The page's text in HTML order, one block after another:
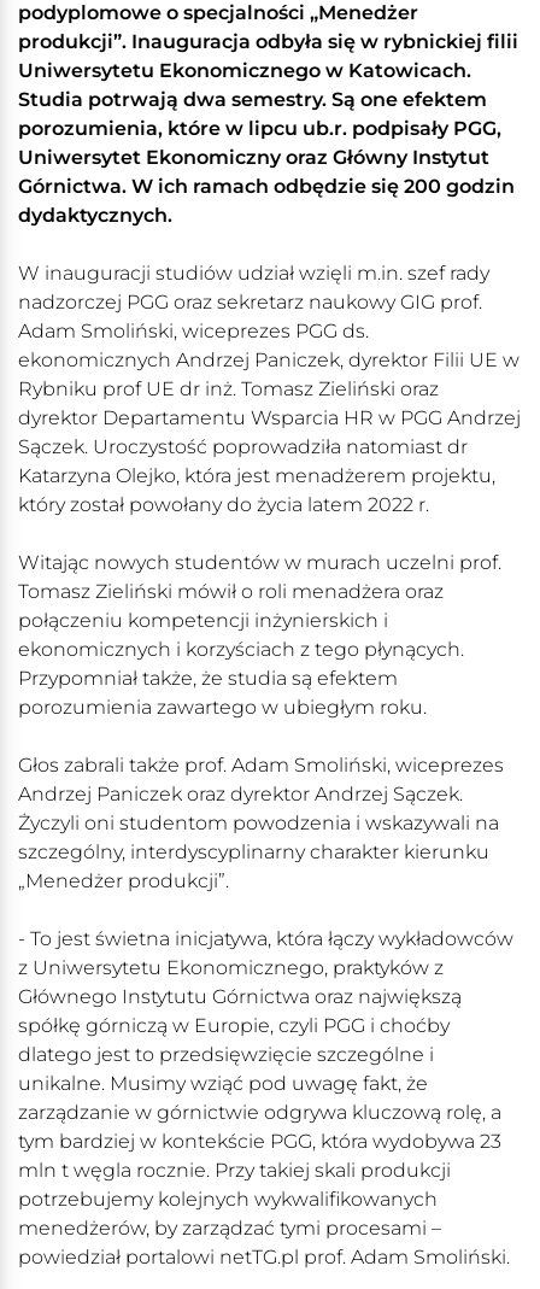
podyplomowe o specjalności „Menedżer
produkcji”. Inauguracja odbyła się w rybnickiej filii
Uniwersytetu Ekonomicznego w Katowicach.
Studia potrwają dwa semestry. Są one efektem
porozumienia, które w lipcu ub.r. podpisały PGG,
Uniwersytet Ekonomiczny oraz Główny Instytut
Górnictwa. W ich ramach odbędzie się 200 godzin
dydaktycznych.
W inauguracji studiów udział wzięli m.in. szef rady
nadzorczej PGG oraz sekretarz naukowy GIG prof.
Adam Smoliński, wiceprezes PGG ds.
ekonomicznych Andrzej Paniczek, dyrektor Filii UE w
Rybniku prof UE dr inż. Tomasz Zieliński oraz
dyrektor Departamentu Wsparcia HR w PGG Andrzej
Sączek. Uroczystość poprowadziła natomiast dr
Katarzyna Olejko, która jest menadżerem projektu,
który został powołany do życia latem 2022 r.
Witając nowych studentów w murach uczelni prof.
Tomasz Zieliński mówił o roli menadżera oraz
połączeniu kompetencji inżynierskich i
ekonomicznych i korzyściach z tego płynących.
Przypomniał także, że studia są efektem
porozumienia zawartego w ubiegłym roku.
Głos zabrali także prof. Adam Smoliński, wiceprezes
Andrzej Paniczek oraz dyrektor Andrzej Sączek.
Życzyli oni studentom powodzenia i wskazywali na
szczególny, interdyscyplinarny charakter kierunku
„Menedżer produkcji”.
- To jest świetna inicjatywa, która łączy wykładowców
z Uniwersytetu Ekonomicznego, praktyków z
Głównego Instytutu Górnictwa oraz największą
spółkę górniczą w Europie, czyli PGG i choćby
dlatego jest to przedsięwzięcie szczególne i
unikalne. Musimy wziąć pod uwagę fakt, że
zarządzanie w górnictwie odgrywa kluczową rolę, a
tym bardziej w kontekście PGG, która wydobywa 23
mln t węgla rocznie. Przy takiej skali produkcji
potrzebujemy kolejnych wykwalifikowanych
menedżerów, by zarządzać tymi procesami –
powiedział portalowi netTG.pl prof. Adam Smoliński.